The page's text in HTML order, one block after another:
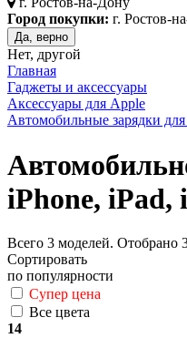
Город покупки: г. Ростов-
Да, верно
Нет, другой
Главная
Гаджеты и аксессуары
Аксессуары для Apple
Автомобильные зарядки
iPhone, iPad,
Всего 3 моделей. Отобрано
Сортировать
по популярности
Супер цена
Все цвета
14